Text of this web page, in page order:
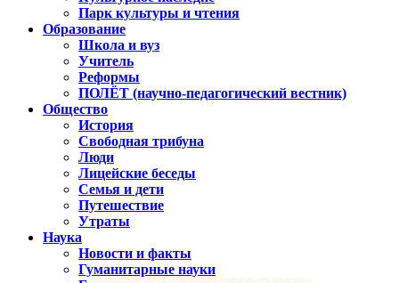
Парк культуры и чтения
Образование
Школа и вуз
Учитель
Реформы
ПОЛЁТ (научно-педагогический вестник)
Общество
История
Свободная трибуна
Люди
Лицейские беседы
Семья и дети
Путешествие
Утраты
Наука
Новости и факты
Гуманитарные науки